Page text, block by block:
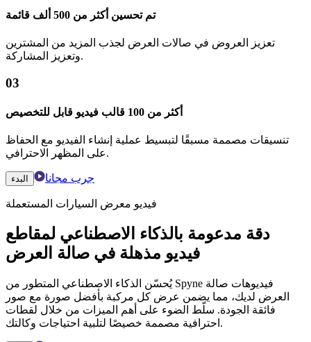
تم تحسين أكثر من 500 ألف قائمة
تعزيز العروض في صالات العرض لجذب المزيد من المشترين
وتعزيز المشاركة.
03
أكثر من 100 قالب فيديو قابل للتخصيص
تنسيقات مصممة مسبقًا لتبسيط عملية إنشاء الفيديو مع الحفاظ
على المظهر الاحترافي.
البدء جرب مجانا
فيديو معرض السيارات المستعملة
دقة مدعومة بالذكاء الاصطناعي لمقاطع
فيديو مذهلة في صالة العرض
يُحسّن الذكاء الاصطناعي المتطور من Spyne فيديوهات صالة
العرض لديك، مما يضمن عرض كل مركبة بأفضل صورة مع صور
فائقة الجودة. سلّط الضوء على أهم الميزات من خلال لقطات
احترافية مصممة خصيصًا لتلبية احتياجات وكالتك.